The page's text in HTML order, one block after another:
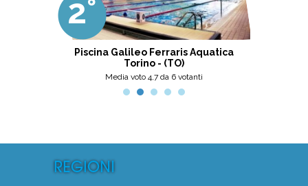
professionalità, umanità e cortesia.
Ottima scelta, nel pinerolese il
meglio, secondo me.
2°
Piscina Galileo Ferraris Aquatica
Torino - (TO)
Media voto 4,7 da 6 votanti